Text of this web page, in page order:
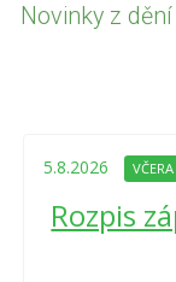
Novinky z
5.8.2026 VČERA
Rozpis